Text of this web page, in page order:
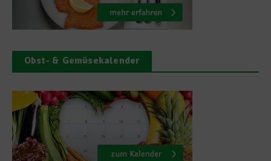
Obst- & Gemüsekalender